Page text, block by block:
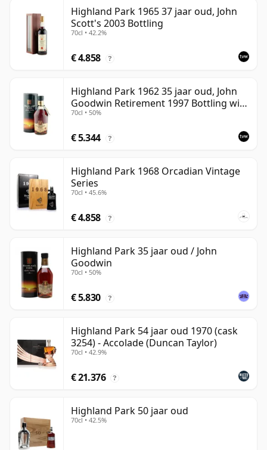
Highland Park 1965 37 jaar oud, John
Scott's 2003 Bottling
70cl • 42.2%
€ 4.858 ?
Highland Park 1962 35 jaar oud, John
Goodwin Retirement 1997 Bottling with
Tube
70cl • 50%
€ 5.344 ?
Highland Park 1968 Orcadian Vintage
Series
70cl • 45.6%
€ 4.858 ?
Highland Park 35 jaar oud / John
Goodwin
70cl • 50%
€ 5.830 ?
Highland Park 54 jaar oud 1970 (cask
3254) - Accolade (Duncan Taylor)
70cl • 42.9%
€ 21.376 ?
Highland Park 50 jaar oud
70cl • 42.5%